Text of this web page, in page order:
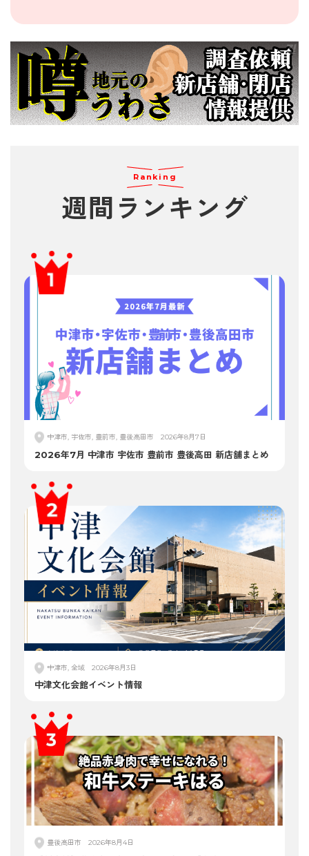
Ranking
週間 ランキング
中津市, 宇佐市, 豊前市, 豊後高田市 2026年8月7日
2026年7月 中津市 宇佐市 豊前市 豊後高田 新店舗まとめ
中津市, 全域 2026年8月3日
中津文化会館イベント情報
豊後高田市 2026年8月4日